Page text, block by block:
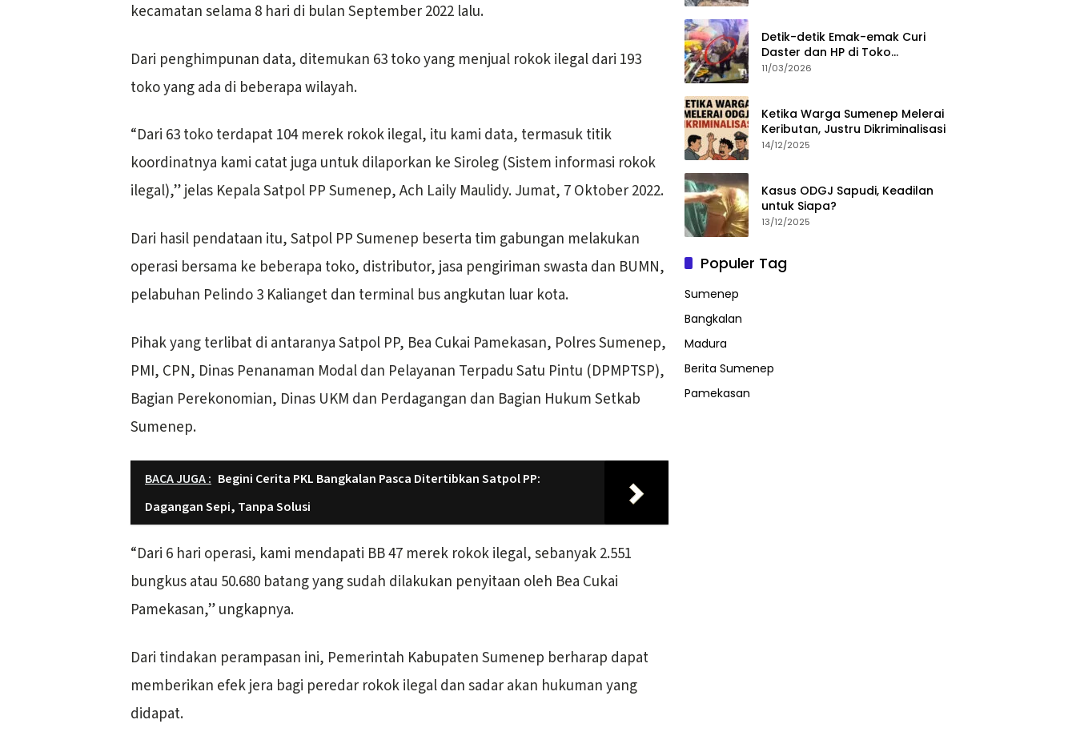
kecamatan selama 8 hari di bulan September 2022 lalu.
Dari penghimpunan data, ditemukan 63 toko yang menjual rokok ilegal dari 193
toko yang ada di beberapa wilayah.
“Dari 63 toko terdapat 104 merek rokok ilegal, itu kami data, termasuk titik
koordinatnya kami catat juga untuk dilaporkan ke Siroleg (Sistem informasi rokok
ilegal),” jelas Kepala Satpol PP Sumenep, Ach Laily Maulidy. Jumat, 7 Oktober 2022.
Dari hasil pendataan itu, Satpol PP Sumenep beserta tim gabungan melakukan
operasi bersama ke beberapa toko, distributor, jasa pengiriman swasta dan BUMN,
pelabuhan Pelindo 3 Kalianget dan terminal bus angkutan luar kota.
Pihak yang terlibat di antaranya Satpol PP, Bea Cukai Pamekasan, Polres Sumenep,
PMI, CPN, Dinas Penanaman Modal dan Pelayanan Terpadu Satu Pintu (DPMPTSP),
Bagian Perekonomian, Dinas UKM dan Perdagangan dan Bagian Hukum Setkab
Sumenep.
BACA JUGA : Begini Cerita PKL Bangkalan Pasca Ditertibkan Satpol PP:
Dagangan Sepi, Tanpa Solusi
“Dari 6 hari operasi, kami mendapati BB 47 merek rokok ilegal, sebanyak 2.551
bungkus atau 50.680 batang yang sudah dilakukan penyitaan oleh Bea Cukai
Pamekasan,” ungkapnya.
Dari tindakan perampasan ini, Pemerintah Kabupaten Sumenep berharap dapat
memberikan efek jera bagi peredar rokok ilegal dan sadar akan hukuman yang
didapat.
Detik-detik Emak-emak Curi
Daster dan HP di Toko
Sumenep, Aksi Terekam CCTV
11/03/2026
Ketika Warga Sumenep Melerai
Keributan, Justru Dikriminalisasi
14/12/2025
Kasus ODGJ Sapudi, Keadilan
untuk Siapa?
13/12/2025
Populer Tag
Sumenep
Bangkalan
Madura
Berita Sumenep
Pamekasan